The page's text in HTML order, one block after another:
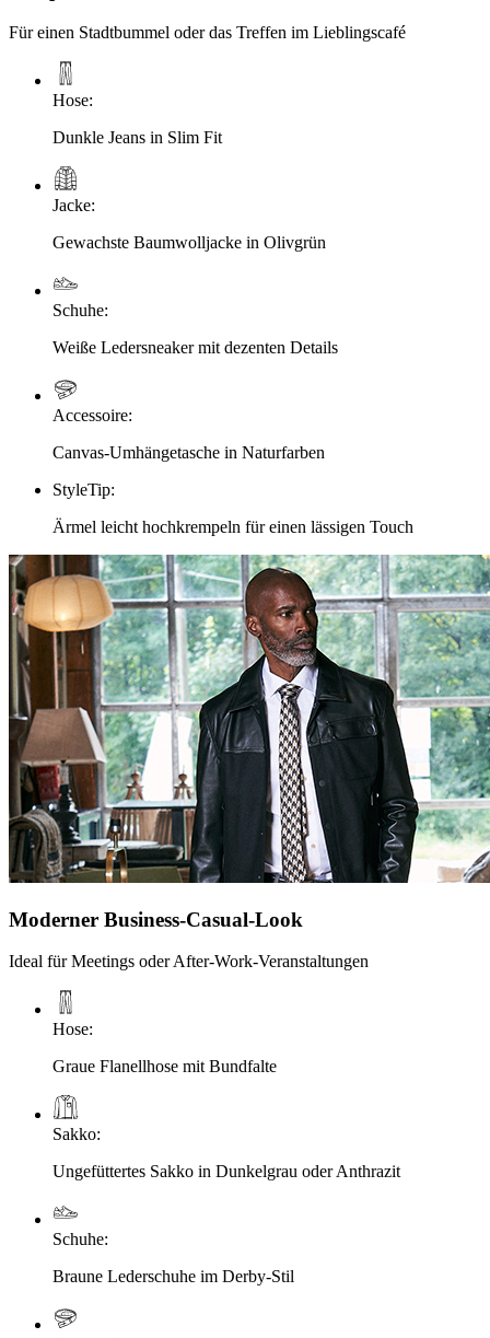
Für einen Stadtbummel oder das Treffen im Lieblingscafé
Hose:
Dunkle Jeans in Slim Fit
Jacke:
Gewachste Baumwolljacke in Olivgrün
Schuhe:
Weiße Ledersneaker mit dezenten Details
Accessoire:
Canvas-Umhängetasche in Naturfarben
StyleTip:
Ärmel leicht hochkrempeln für einen lässigen Touch
Moderner Business-Casual-Look
Ideal für Meetings oder After-Work-Veranstaltungen
Hose:
Graue Flanellhose mit Bundfalte
Sakko:
Ungefüttertes Sakko in Dunkelgrau oder Anthrazit
Schuhe:
Braune Lederschuhe im Derby-Stil